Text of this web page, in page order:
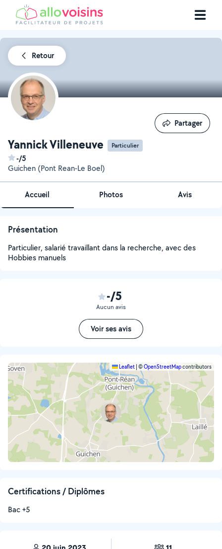
Retour
Yannick Villeneuve Particulier
-/5
Guichen (Pont Rean-Le Boel)
Partager
Partager
Accueil Photos Avis
Présentation
Particulier, salarié travaillant dans la recherche, avec des
Hobbies manuels
-/5
Aucun avis
Voir ses avis
Leaflet ©OpenStreetMapcontributors
Certifications / Diplômes
Bac +5